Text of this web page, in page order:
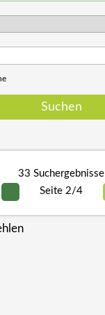
33 Suchergebnisse
Seite 2/4